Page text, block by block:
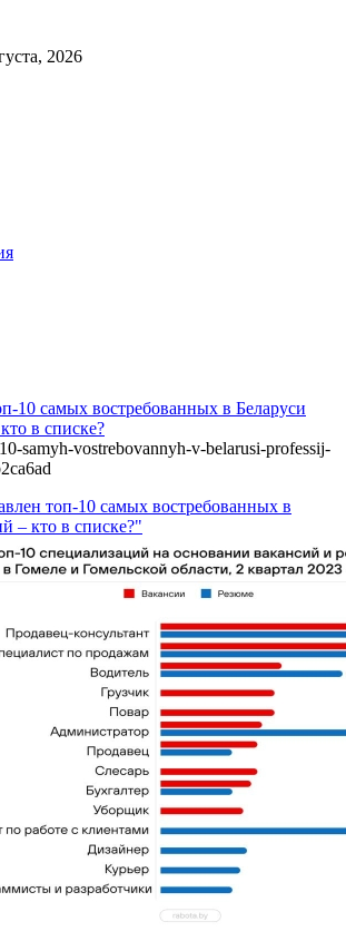
2026
10 самых востребованных в Беларуси
в списке?
samyh-vostrebovannyh-v-belarusi-professij-
топ-10 самых востребованных в
– кто в списке?"